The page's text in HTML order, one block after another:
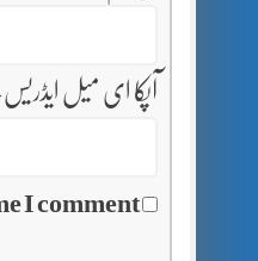
آپکا ای میل ایڈریس
I comment.